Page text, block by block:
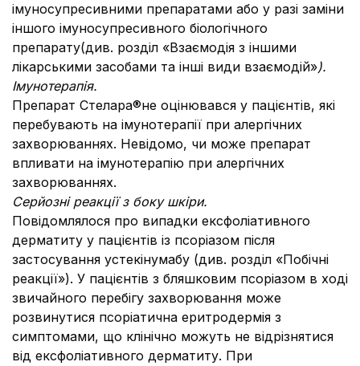
імуносупресивними препаратами або у разі заміни
іншого імуносупресивного біологічного
препарату(див. розділ «Взаємодія з іншими
лікарськими засобами та інші види взаємодій»).
Імунотерапія.
Препарат Стелара®не оцінювався у пацієнтів, які
перебувають на імунотерапії при алергічних
захворюваннях. Невідомо, чи може препарат
впливати на імунотерапію при алергічних
захворюваннях.
Серйозні реакції з боку шкіри.
Повідомлялося про випадки ексфоліативного
дерматиту у пацієнтів із псоріазом після
застосування устекінумабу (див. розділ «Побічні
реакції»). У пацієнтів з бляшковим псоріазом в ході
звичайного перебігу захворювання може
розвинутися псоріатична еритродермія з
симптомами, що клінічно можуть не відрізнятися
від ексфоліативного дерматиту. При